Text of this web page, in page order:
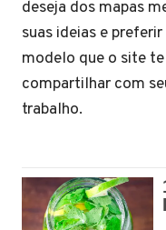
deseja dos mapas
suas ideias e
modelo que o site
compartilhar com
trabalho.